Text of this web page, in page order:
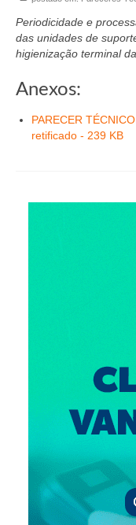
Carta de
Governança
Agenda do
Eleições
Fiscalização
Legislações
Decisões
Periodicidade e
das unidades de
higienização terminal
Anexos:
PARECER
retificado - 239 KB